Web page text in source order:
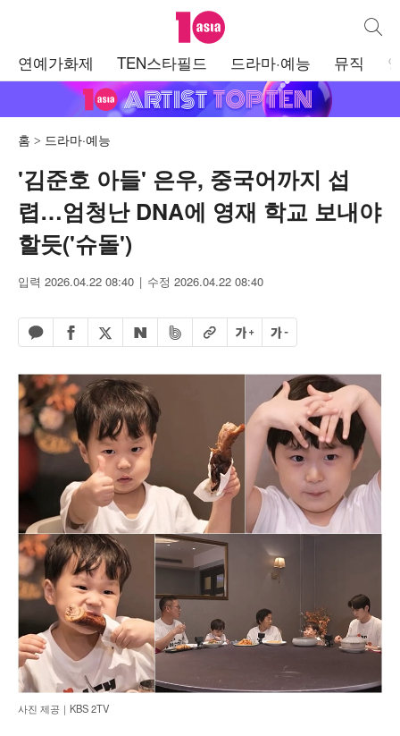
텐아시아 통합
연예가화제 TEN스타필드 드라마·예능 뮤직
홈 드라마·예능
'김준호 아들' 은우, 중국어까지 섭
렵…엄청난 DNA에 영재 학교 보내야
할듯('슈돌')
입력 2026.04.22 08:40 수정 2026.04.22 08:40
카카오톡 공유하기
페이스북 공유하기
엑스 공유하기
네이버 공유하기
밴드 공유하기
URL복사글자 크게글자 작게
사진 제공｜KBS 2TV